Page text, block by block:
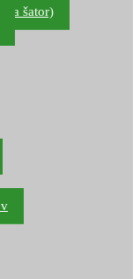
za šator)